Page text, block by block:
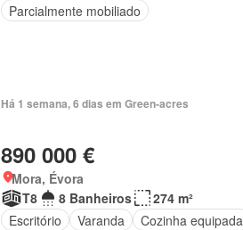
Parcialmente mobiliado
Há 1 semana, 6 dias em Green-acres
890 000 €
Mora, Évora
T8
8 Banheiros
274 m²
Escritório
Varanda Cozinha equipada